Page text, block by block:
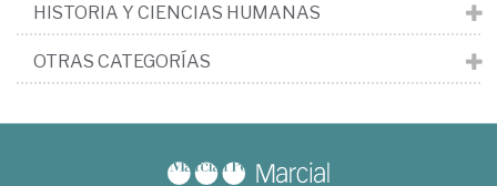
HISTORIA Y CIENCIAS HUMANAS
OTRAS CATEGORÍAS